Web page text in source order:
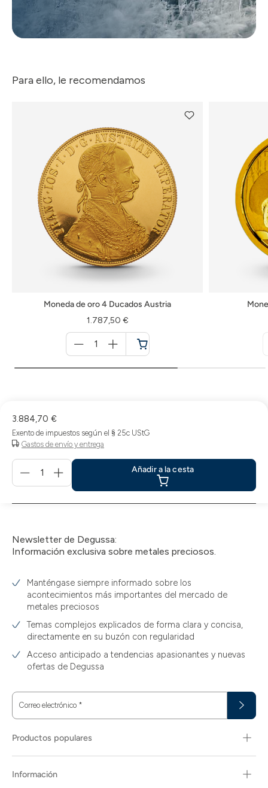
Para ello, le recomendamos
Moneda de oro 4 Ducados Austria
1.787,50 €
für
Cesta
de
3.884,70 €
Exento de impuestos según el § 25c UStG
Gastos de envío y entrega
Añadir
la
Añadir a la cesta
Newsletter de Degussa:
Información exclusiva sobre metales preciosos.
Manténgase siempre informado sobre los
acontecimientos más importantes del mercado de
metales preciosos
Temas complejos explicados de forma clara y concisa,
directamente en su buzón con regularidad
Acceso anticipado a tendencias apasionantes y nuevas
ofertas de Degussa
Correo electrónico *
Productos populares
Información